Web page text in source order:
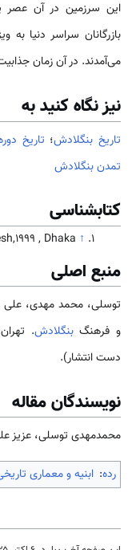
این سرزمین در آن
بازرگانان سراسر دنیا به
می‌آمدند. در آن زمان
نیز نگاه کنید به
تاریخ بنگلادش؛ تاریخ
تمدن بنگلادش
کتابشناسی
↑
, Dhaka
منبع اصلی
و فرهنگبنگلادش.
دست انتشار).
نویسندگان مقاله
محمدمهدی توسلی، عزیز
رده: ابنیه و معماری